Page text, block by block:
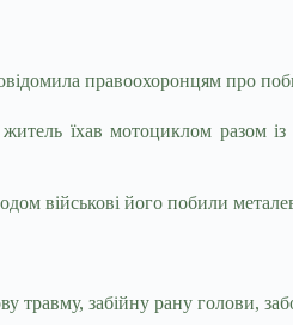
правоохоронцям про
їхав мотоциклом разом
військові його побили
травму, забійну рану голови,